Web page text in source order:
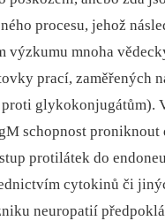
procesu, jehož
výzkumu mnoha
prací, zaměřených
glykokonjugátům).
schopnost proniknout
protilátek do
cytokinů či
neuropatií